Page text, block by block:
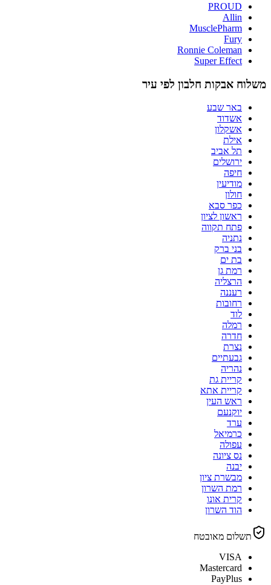
PROUD
Allin
MusclePharm
Fury
Ronnie Coleman
Super Effect
משלוח אבקות חלבון לפי עיר
באר שבע
אשדוד
אשקלון
אילת
תל אביב
ירושלים
חיפה
מודיעין
חולון
כפר סבא
ראשון לציון
פתח תקווה
נתניה
בני ברק
בת ים
רמת גן
הרצליה
רעננה
רחובות
לוד
רמלה
חדרה
נצרת
גבעתיים
נהריה
קריית גת
קריית אתא
ראש העין
יוקנעם
ערד
כרמיאל
עפולה
נס ציונה
יבנה
מבשרת ציון
רמת השרון
קרית אונו
הוד השרון
תשלום מאובטח
VISA
Mastercard
PayPlus